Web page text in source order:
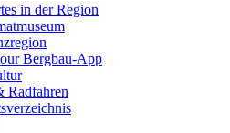
in der Region
Bergbau-App
Radfahren